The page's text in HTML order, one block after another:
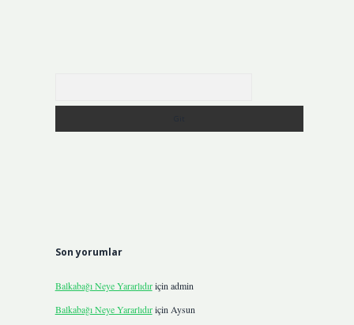
Son yorumlar
Balkabağı Neye Yararlıdıriçin admin
Balkabağı Neye Yararlıdıriçin Aysun